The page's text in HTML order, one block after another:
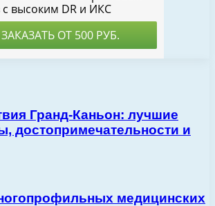
Гранд-Каньон: лучшие
достопримечательности и
медицинских